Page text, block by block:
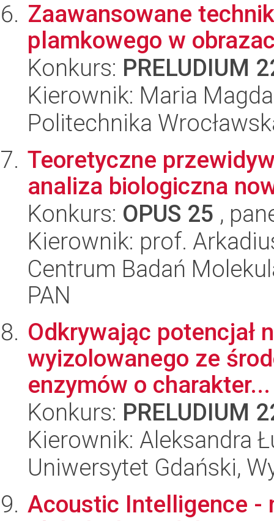
Zaawansowane
plamkowego w
Konkurs: PRELUDIUM
Kierownik: Maria
Politechnika
Teoretyczne
analiza biologiczna
Konkurs: OPUS 25 ,
Kierownik: prof.
Centrum Badań
PAN
Odkrywając potencjał
wyizolowanego ze
enzymów o charakter...
Konkurs: PRELUDIUM
Kierownik: Aleksandra
Uniwersytet Gdański,
Acoustic Intelligence -